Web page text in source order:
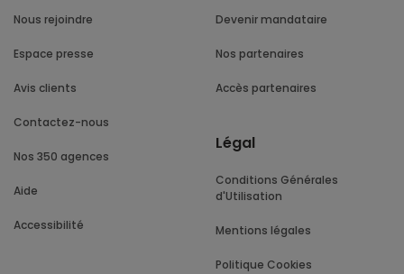
Nous rejoindre
Espace presse
Avis clients
Contactez-nous
Nos 350 agences
Aide
Accessibilité
Devenir mandataire
Nos partenaires
Accès partenaires
Légal
Conditions Générales
d'Utilisation
Mentions légales
Politique Cookies